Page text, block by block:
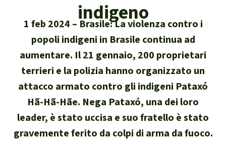
Legno Tropicale
Olio di palma
Allevamenti industriali
Biodiversità
Miniere
40 anni di Salviamo la Foresta
Contattaci
Trasparenza
Sede legale
Deutsch
English
Español
Français
Português
In difesa della foresta
Africa
Sud-est asiatico
indigeno
1 feb 2024
Brasile: La violenza contro i
popoli indigeni in Brasile continua ad
aumentare. Il 21 gennaio, 200 proprietari
terrieri e la polizia hanno organizzato un
attacco armato contro gli indigeni Pataxó
Hã-Hã-Hãe. Nega Pataxó, una dei loro
leader, è stato uccisa e suo fratello è stato
gravemente ferito da colpi di arma da fuoco.